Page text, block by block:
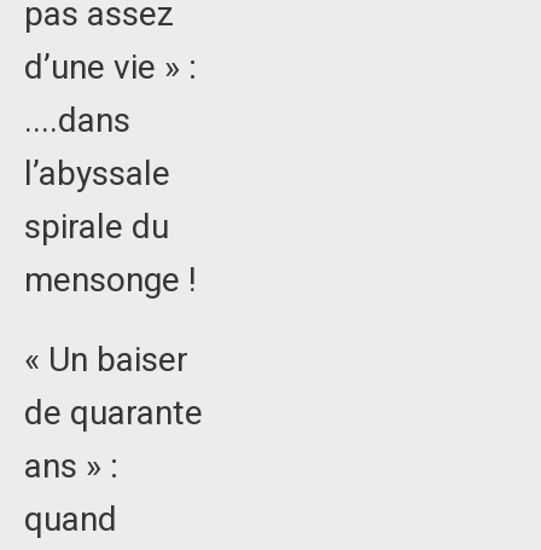
pas assez
d’une vie » :
....dans
l’abyssale
spirale du
mensonge !
« Un baiser
de quarante
ans » :
quand